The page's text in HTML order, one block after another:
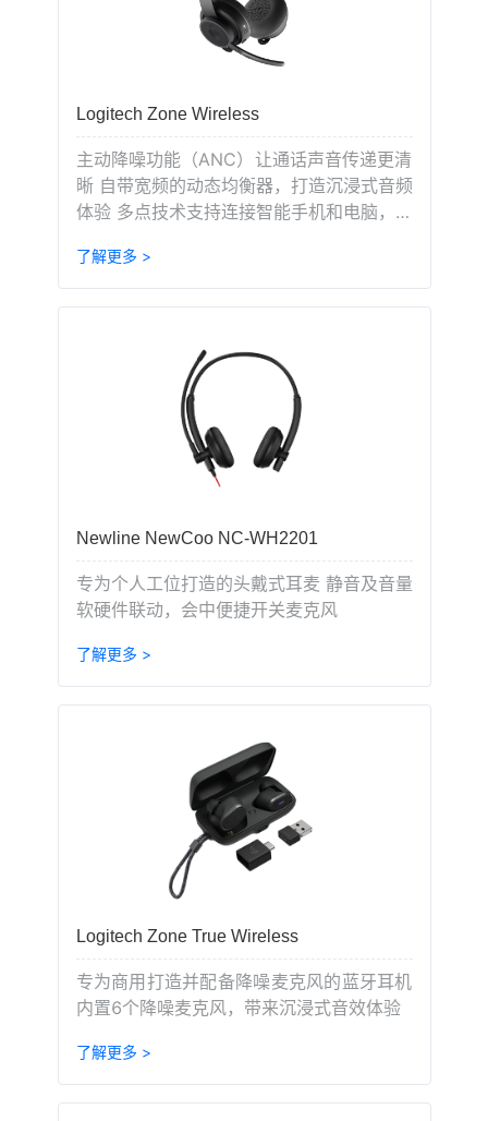
Logitech Zone Wireless
主动降噪功能（ANC）让通话声音传递更清
晰 自带宽频的动态均衡器，打造沉浸式音频
体验 多点技术支持连接智能手机和电脑，用
了解更多 >
Newline NewCoo NC-WH2201
专为个人工位打造的头戴式耳麦 静音及音量
软硬件联动，会中便捷开关麦克风
了解更多 >
Logitech Zone True Wireless
专为商用打造并配备降噪麦克风的蓝牙耳机
内置6个降噪麦克风，带来沉浸式音效体验
了解更多 >